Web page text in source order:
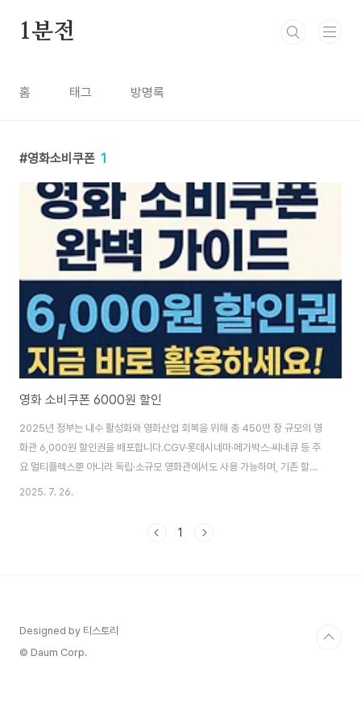
1분전
홈 태그 방명록
영화소비쿠폰 1
영화 소비쿠폰 6000원 할인
2025년 정부는 내수 활성화와 영화산업 회복을 위해 총 450만 장 규모의 영
화관 6,000원 할인권을 배포합니다.CGV·롯데시네마·메가박스·씨네큐 등 주
요 멀티플렉스뿐 아니라 독립·소규모 영화관에서도 사용 가능하며, 기존 할인
과 중복 적용 시 영화관람료를 단돈 1,000원까지 줄일 수 있습니다. 이 글에서
챙겨보세요. 영화 소비쿠폰이란? 정부가 영화산업 침체와 관객 감소에 대응해
2025. 7. 26.
1
Designed by 티스토리
© Daum Corp.